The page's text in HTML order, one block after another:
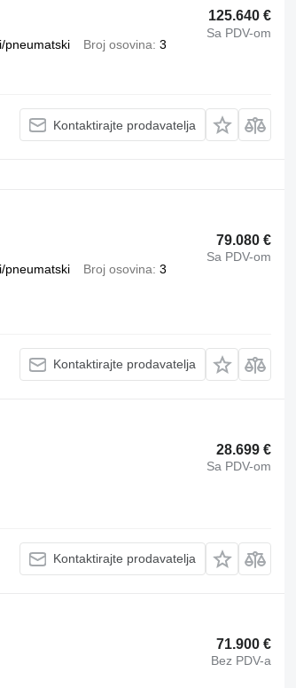
125.640 €
Sa PDV-om
pneumatski Broj osovina 3
Kontaktirajte prodavatelja
79.080 €
Sa PDV-om
pneumatski Broj osovina 3
Kontaktirajte prodavatelja
28.699 €
Sa PDV-om
Kontaktirajte prodavatelja
71.900 €
Bez PDV-a